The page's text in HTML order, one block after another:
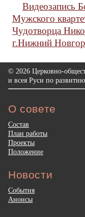
Видеозапись
Мужского
Чудотворца
г.Нижний
© 2026 Церковно-
и всея Руси по
О совете
Состав
План работы
Проекты
Положение
Новости
События
Анонсы